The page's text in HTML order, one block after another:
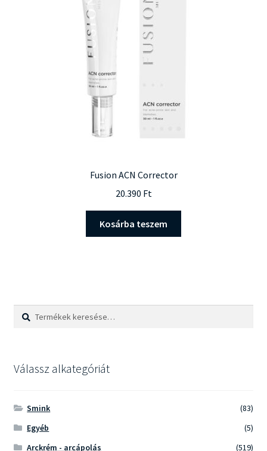
Fusion ACN Corrector
20.390 Ft
Kosárba teszem
Keresés
Keresés
Válassz alkategóriát
Smink
(83)
Egyéb
(5)
Arckrém - arcápolás
(519)